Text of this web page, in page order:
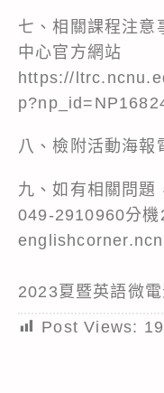
七、相關課程注意
中心官方網站
https://
八、檢附活動海報
九、如有相關問題
049-2910960分機
2023夏暨英語微
Post Views: